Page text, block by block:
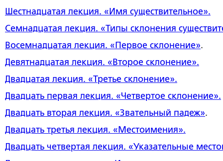
Шестнадцатая лекция. «Имя существительное».
Семнадцатая лекция. «Типы склонения
Восемнадцатая лекция. «Первое склонение».
Девятнадцатая лекция. «Второе склонение».
Двадцатая лекция. «Третье склонение».
Двадцать первая лекция. «Четвертое склонение».
Двадцать вторая лекция. «Звательный падеж».
Двадцать третья лекция. «Местоимения».
Двадцать четвертая лекция. «Указательные